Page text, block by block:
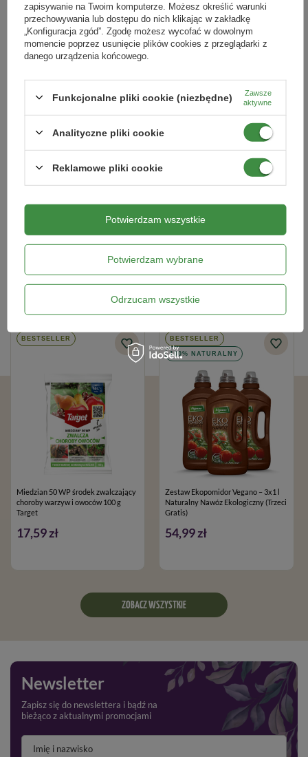
Prace w ogrodzie w listopadzie -
nawożenie i porządki. Sprawdź, jak
kroku.
Jesienne nawożenie to kluczowy
który pomoże wzmocnić rośliny przed
nadejściem zimy i przygotować je
bujnego wzrostu wiosną.
BESTSELLER
Miedzian 50 WP środek zwalczający
choroby warzyw i owoców 100 g
Target
17,59 zł
BESTSELLER
100% NATURALNY
Zestaw Ekopomidor Vegano – 3x1 l
Naturalny Nawóz Ekologiczny (Trzeci
Gratis)
54,99 zł
ZOBACZ WSZYSTKIE
Newsletter
Zapisz się do newslettera i bądź na
bieżąco z aktualnymi promocjami
zapisywanie na Twoim komputerze. Możesz określić warunki
przechowywania lub dostępu do nich klikając w zakładkę
„Konfiguracja zgód”. Zgodę możesz wycofać w dowolnym
momencie poprzez usunięcie plików cookies z przeglądarki z
danego urządzenia końcowego.
Funkcjonalne pliki cookie (niezbędne)
Zawsze
aktywne
Analityczne pliki cookie
Reklamowe pliki cookie
Potwierdzam wybrane
Odrzucam wszystkie
Potwierdzam wszystkie